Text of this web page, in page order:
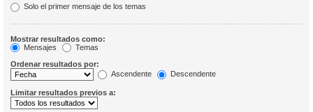
Solo el primer mensaje de los temas
Mostrar resultados como:
Mensajes
Temas
Ordenar resultados por:
Ascendente
Descendente
Limitar resultados previos a: